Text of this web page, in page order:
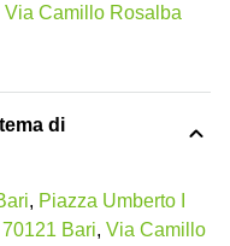
Via Camillo Rosalba
di
, Piazza Umberto I
Bari, Via Camillo